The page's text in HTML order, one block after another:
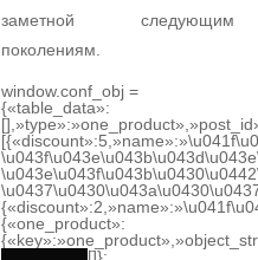
заметной следующим
поколениям.
window.conf_obj =
{«table_data»:
{«one_product»: